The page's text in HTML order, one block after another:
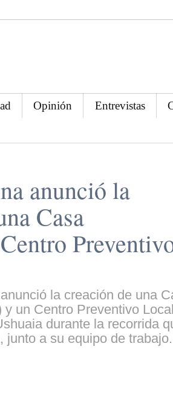
Opinión Entrevistas
anunció la
Casa
la creación de una
un Centro Preventivo
durante la recorrida
junto a su equipo de trabajo.